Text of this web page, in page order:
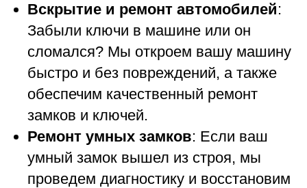
Вскрытие и ремонт автомобилей:
Забыли ключи в машине или он
сломался? Мы откроем вашу машину
быстро и без повреждений, а также
обеспечим качественный ремонт
замков и ключей.
Ремонт умных замков: Если ваш
умный замок вышел из строя, мы
проведем диагностику и восстановим